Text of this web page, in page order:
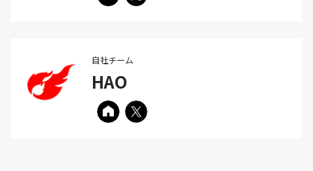
自社チーム
HAO